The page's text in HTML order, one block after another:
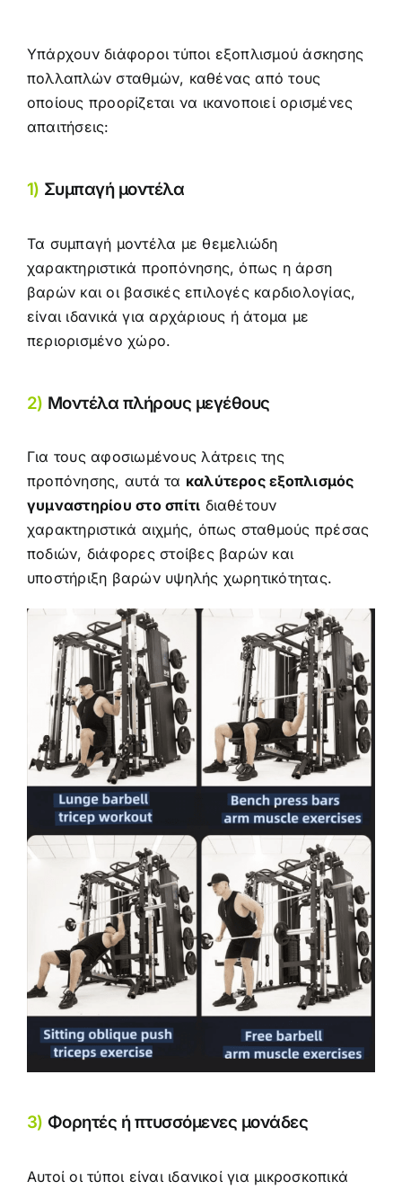
Υπάρχουν διάφοροι τύποι εξοπλισμού άσκησης
πολλαπλών σταθμών, καθένας από τους
οποίους προορίζεται να ικανοποιεί ορισμένες
απαιτήσεις:
1) Συμπαγή μοντέλα
Τα συμπαγή μοντέλα με θεμελιώδη
χαρακτηριστικά προπόνησης, όπως η άρση
βαρών και οι βασικές επιλογές καρδιολογίας,
είναι ιδανικά για αρχάριους ή άτομα με
περιορισμένο χώρο.
2) Μοντέλα πλήρους μεγέθους
Για τους αφοσιωμένους λάτρεις της
προπόνησης, αυτά τα καλύτερος εξοπλισμός
γυμναστηρίου στο σπίτι διαθέτουν
χαρακτηριστικά αιχμής, όπως σταθμούς πρέσας
ποδιών, διάφορες στοίβες βαρών και
υποστήριξη βαρών υψηλής χωρητικότητας.
3) Φορητές ή πτυσσόμενες μονάδες
Αυτοί οι τύποι είναι ιδανικοί για μικροσκοπικά